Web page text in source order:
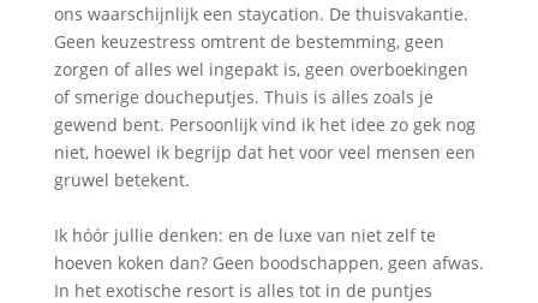
ons waarschijnlijk een staycation. De thuisvakantie.
Geen keuzestress omtrent de bestemming, geen
zorgen of alles wel ingepakt is, geen overboekingen
of smerige doucheputjes. Thuis is alles zoals je
gewend bent. Persoonlijk vind ik het idee zo gek nog
niet, hoewel ik begrijp dat het voor veel mensen een
gruwel betekent.
Ik hóór jullie denken: en de luxe van niet zelf te
hoeven koken dan? Geen boodschappen, geen afwas.
In het exotische resort is alles tot in de puntjes